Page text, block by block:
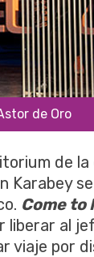
de Oro
de la
Karabey
Come to
liberar al
viaje por